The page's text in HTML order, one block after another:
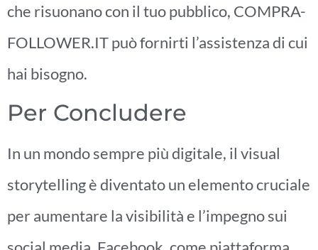
che risuonano con il tuo pubblico, COMPRA-
FOLLOWER.IT può fornirti l’assistenza di cui
hai bisogno.
Per Concludere
In un mondo sempre più digitale, il visual
storytelling è diventato un elemento cruciale
per aumentare la visibilità e l’impegno sui